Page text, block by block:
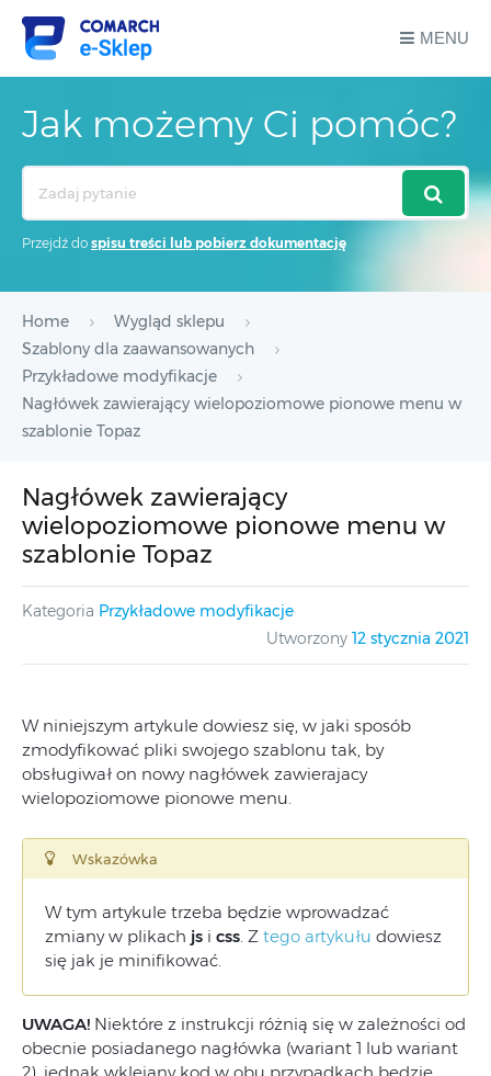
MENU
Jak możemy Ci pomóc?
Przejdź do spisu treści lub pobierz dokumentację
Home
Wygląd sklepu
Szablony dla zaawansowanych
Przykładowe modyfikacje
Nagłówek zawierający wielopoziomowe pionowe menu w
szablonie Topaz
Nagłówek zawierający
wielopoziomowe pionowe menu w
szablonie Topaz
Kategoria Przykładowe modyfikacje
Utworzony 12 stycznia 2021
W niniejszym artykule dowiesz się, w jaki sposób
zmodyfikować pliki swojego szablonu tak, by
obsługiwał on nowy nagłówek zawierajacy
wielopoziomowe pionowe menu.
Wskazówka
W tym artykule trzeba będzie wprowadzać
zmiany w plikach js i css. Z tego artykułu dowiesz
się jak je minifikować.
UWAGA! Niektóre z instrukcji różnią się w zależności od
obecnie posiadanego nagłówka (wariant 1 lub wariant